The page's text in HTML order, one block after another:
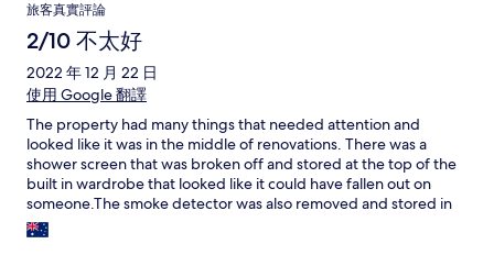
where the carpet outside was wet (leak was under the floor, not
in the bathroom). Place hadn’t been properly cleaned in ages,
and the kitchen did not contain basic items despite being
advertised as being fully equipped - for example, no washing
up liquid, chipped plates, no tea towels. There were
cockroaches in the kitchen cupboards, and stains on the
bathroom floor mats.
旅客真實評論
2/10 不太好
2022 年 12 月 22 日
使用 Google 翻譯
The property had many things that needed attention and
looked like it was in the middle of renovations. There was a
shower screen that was broken off and stored at the top of the
built in wardrobe that looked like it could have fallen out on
someone.The smoke detector was also removed and stored in
top of the wardrobe. The beds were poor quality and bowed.
The external doors did not look like they closed properly and